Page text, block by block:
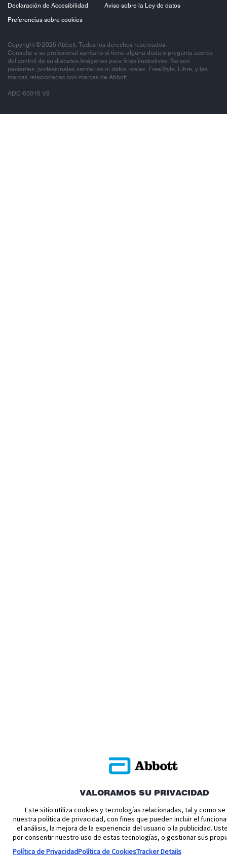
Declaración de Accesibilidad
Aviso sobre la Ley de datos
Preferencias sobre cookies
Copyright © 2026 Abbott. Todos los derechos reservados.
Consulte a su profesional sanitario si tiene alguna duda o pregunta acerca
del control de su diabetes.Imágenes para fines ilustrativos. No son
pacientes, profesionales sanitarios ni datos reales. FreeStyle, Libre, y las
marcas relacionadas son marcas de Abbott.
ADC-65016 V8
VALORAMOS SU PRIVACIDAD
Este sitio utiliza cookies y tecnologías relacionadas, tal y como
nuestra política de privacidad, con fines que pueden incluir el
el análisis, la mejora de la experiencia del usuario o la publicidad.
por consentir nuestro uso de estas tecnologías, o gestionar sus
Política de PrivacidadPolítica de CookiesTracker Details